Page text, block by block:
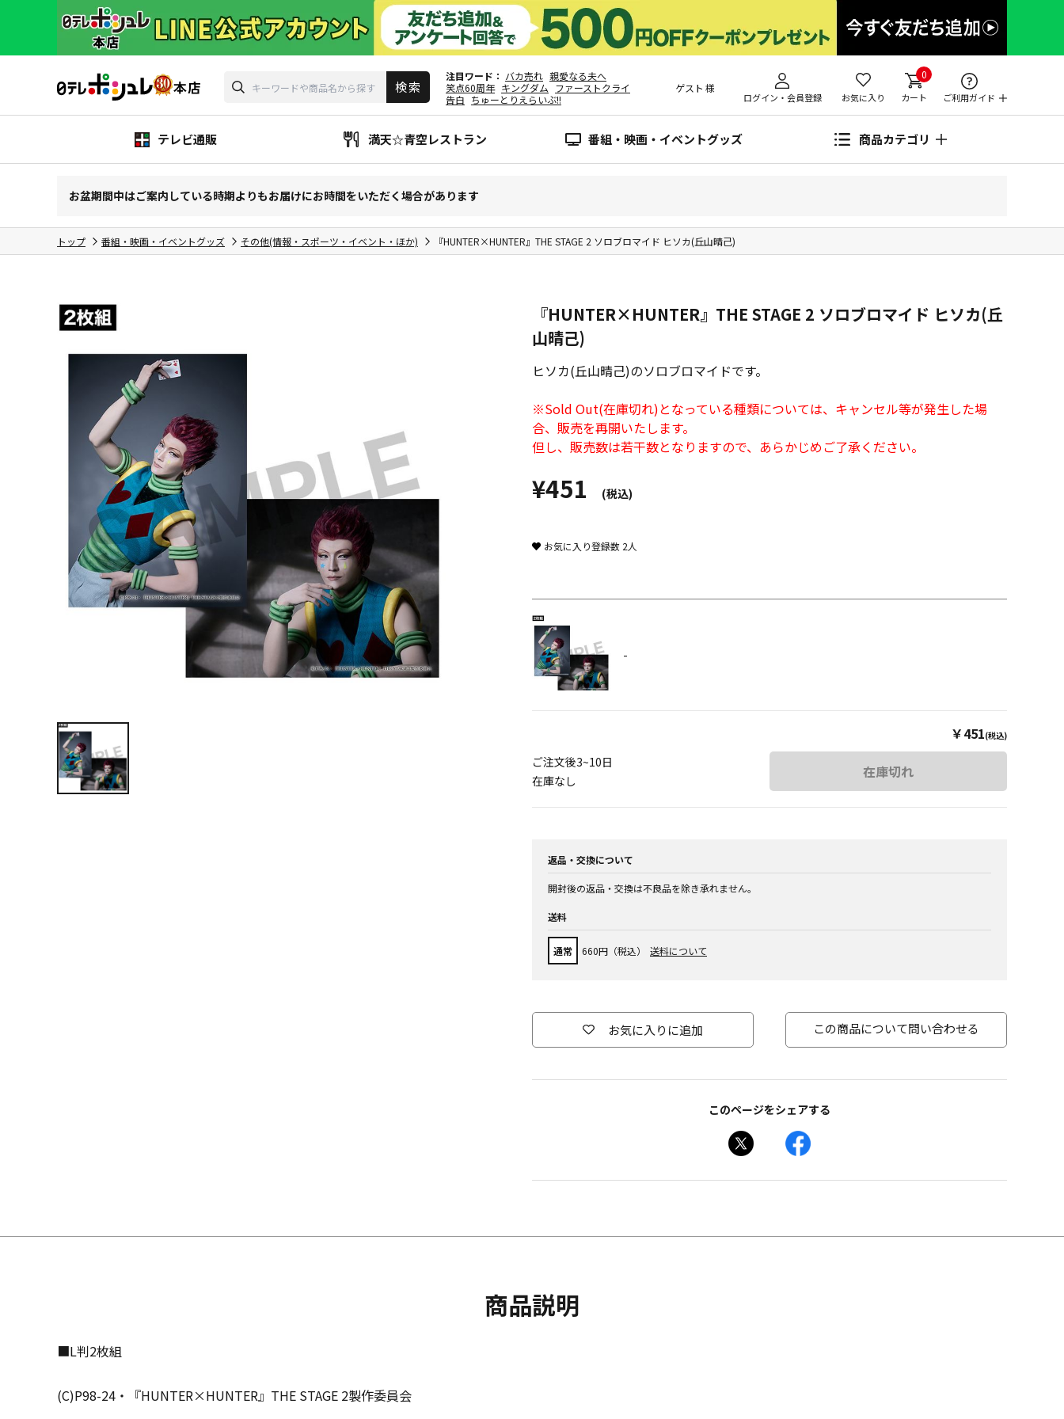
注目ワード バカ売れ 親愛なる夫へ
笑点60周年 キングダム ファーストクライ
告白 ちゅーとりえらいぶ!!
ゲスト 様
ログイン・会員登録 お気に入り
0
カート ご利用ガイド
テレビ通販 満天☆青空レストラン 番組・映画・イベントグッズ 商品カテゴリ
お盆期間中はご案内している時期よりもお届けにお時間をいただく場合があります
トップ 番組・映画・イベントグッズ その他(情報・スポーツ・イベント・ほか) 『HUNTER×HUNTER』THE STAGE 2 ソロブロマイド ヒソカ(丘山晴己)
『HUNTER×HUNTER』THE STAGE 2 ソロブロマイド ヒソカ(丘
山晴己)
ヒソカ(丘山晴己)のソロブロマイドです。
※Sold Out(在庫切れ)となっている種類については、キャンセル等が発生した場
合、販売を再開いたします。
但し、販売数は若干数となりますので、あらかじめご了承ください。
¥451 (税込)
お気に入り登録数 2人
-
￥451(税込)
ご注文後3~10日
在庫なし
在庫切れ
返品・交換について
開封後の返品・交換は不良品を除き承れません。
送料
通常 660円（税込） 送料について
お気に入りに追加 この商品について問い合わせる
このページをシェアする
商品説明
■L判2枚組
(C)P98-24・『HUNTER×HUNTER』THE STAGE 2製作委員会